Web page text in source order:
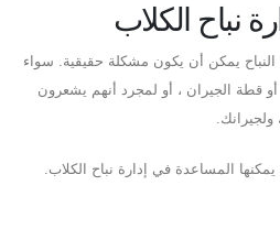
نباح الكلاب
النباح يمكن أن يكون مشكلة حقيقية. سواء
قطة الجيران ، أو لمجرد أنهم يشعرون
المساعدة في إدارة نباح الكلاب.